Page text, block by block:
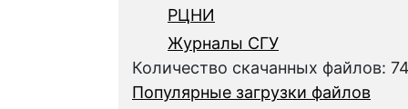
РЦНИ
Журналы СГУ
Количество скачанных файлов:
Популярные загрузки файлов